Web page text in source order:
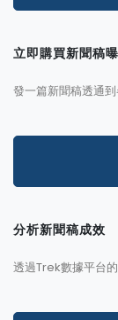
立即購買新聞稿
發一篇新聞稿透通
分析新聞稿成效
透過Trek數據平台